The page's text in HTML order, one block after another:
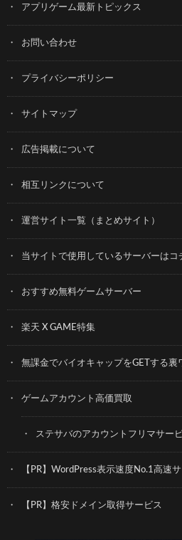
アプリゲーム最新トピックス
お問い合わせ
プライバシーポリシー
サイトマップ
広告掲載について
相互リンクについて
運営サイト一覧（まとめサイト）
当サイトで使用しているサーバーはコ
おすすめ無料ゲームサーバー
楽天 X GAME特集
無課金でバイオキャップをGETする裏
ゲームアカウント高価買取
ステサバのアカウントフリマサー
【PR】WordPress表示速度No.1高速
【PR】格安ドメイン取得サービス